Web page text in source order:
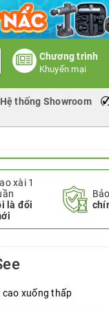
Chương trình
Khuyến mại
Hệ thống Showroom
xài 1
là đổi
cao xuống thấp